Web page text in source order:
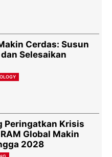
Cerdas: Susun
Selesaikan
Peringatkan Krisis
Global Makin
2028